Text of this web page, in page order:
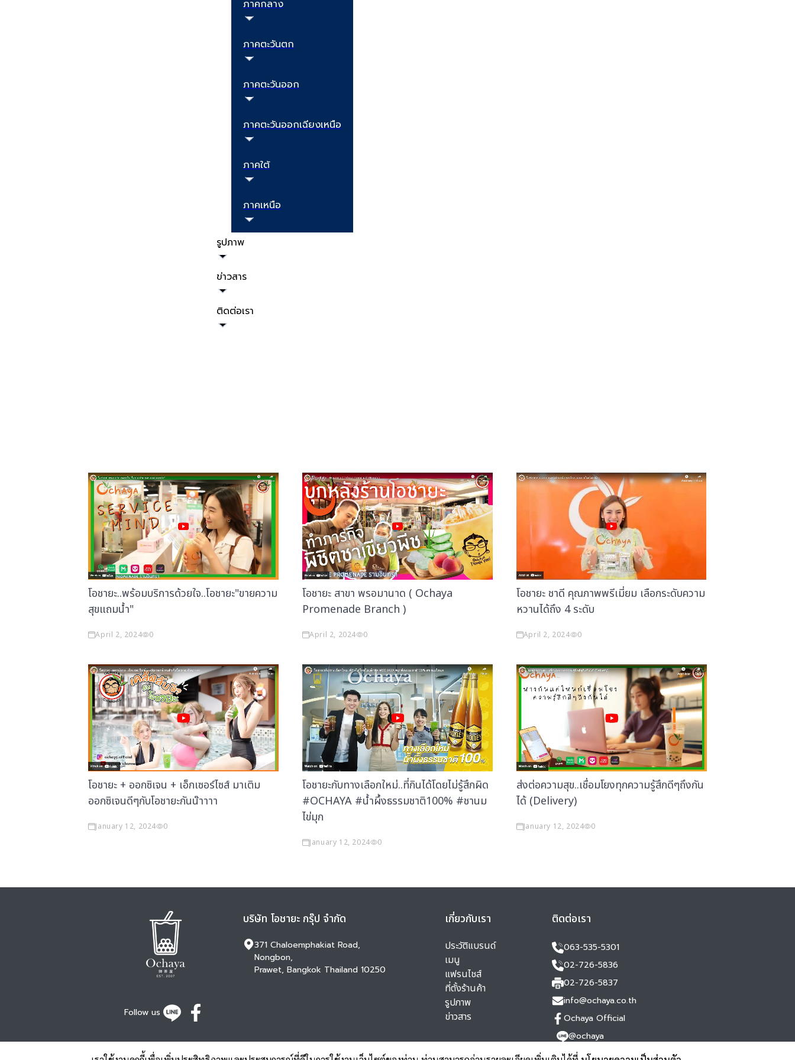
ภาคกลาง
ภาคตะวันตก
ภาคตะวันออก
ภาคตะวันออกเฉียงเหนือ
ภาคใต้
ภาคเหนือ
รูปภาพ
ข่าวสาร
ติดต่อเรา
โอชายะ..พร้อมบริการด้วยใจ..โอชายะ"ขายความ
สุขแถมน้ำ"
April 2, 2024 0
โอชายะ สาขา พรอมานาด ( Ochaya
Promenade Branch )
April 2, 2024 0
โอชายะ ชาดี คุณภาพพรีเมี่ยม เลือกระดับความ
หวานได้ถึง 4 ระดับ
April 2, 2024 0
โอชายะ + ออกซิเจน + เอ็กเซอร์ไซส์ มาเติม
ออกซิเจนดีๆกับโอชายะกันน๊าาาา
January 12, 2024 0
โอชายะกับทางเลือกใหม่..ที่กินได้โดยไม่รู้สึกผิด
#OCHAYA #น้ำผึ้งธรรมชาติ100% #ชานม
ไข่มุก
January 12, 2024 0
ส่งต่อความสุข..เชื่อมโยงทุกความรู้สึกดีๆถึงกัน
ได้ (Delivery)
January 12, 2024 0
Follow us
บริษัท โอชายะ กรุ๊ป จำกัด
371 Chaloemphakiat Road,
Nongbon,
Prawet, Bangkok Thailand 10250
เกี่ยวกับเรา
ประวัติแบรนด์
เมนู
แฟรนไชส์
ที่ตั้งร้านค้า
รูปภาพ
ข่าวสาร
ติดต่อเรา
063-535-5301
02-726-5836
02-726-5837
info@ochaya.co.th
Ochaya Official
@ochaya